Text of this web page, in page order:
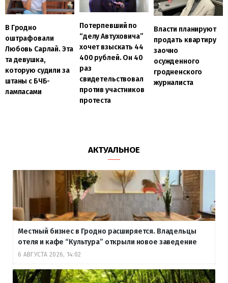
В Гродно
оштрафовали
Любовь Сарлай. Эта
та девушка,
которую судили за
штаны с БЧБ-
лампасами
Потерпевший по
“делу Автуховича”
хочет взыскать 44
400 рублей. Он 40
раз
свидетельствовал
против участников
протеста
Власти планируют
продать квартиру
заочно
осужденного
гродненского
журналиста
АКТУАЛЬНОЕ
Местный бизнес в Гродно расширяется. Владельцы
отеля и кафе “Культура” открыли новое заведение
6 АВГУСТА 2026, 14:02